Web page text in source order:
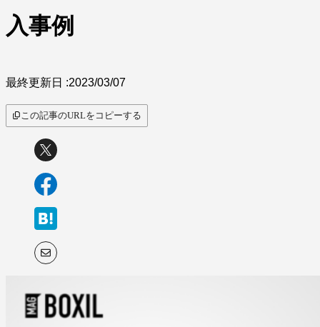
入事例
最終更新日 :2023/03/07
この記事のURLをコピーする